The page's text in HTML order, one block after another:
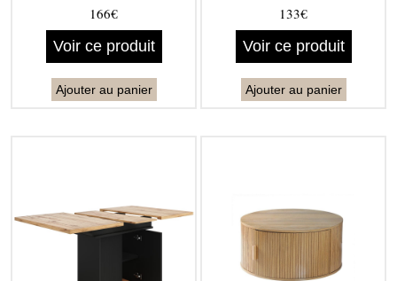
166€
Voir ce produit
Ajouter au panier
133€
Voir ce produit
Ajouter au panier